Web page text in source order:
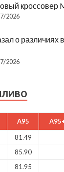
кроссовер
2026
о различиях
2026
A95
81.49
85.90
81.95